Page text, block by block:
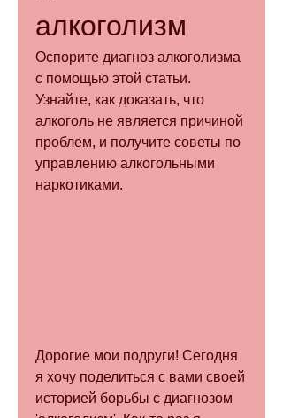
алкоголизм
Оспорите диагноз алкоголизма
с помощью этой статьи.
Узнайте, как доказать, что
алкоголь не является причиной
проблем, и получите советы по
управлению алкогольными
наркотиками.
Дорогие мои подруги! Сегодня
я хочу поделиться с вами своей
историей борьбы с диагнозом